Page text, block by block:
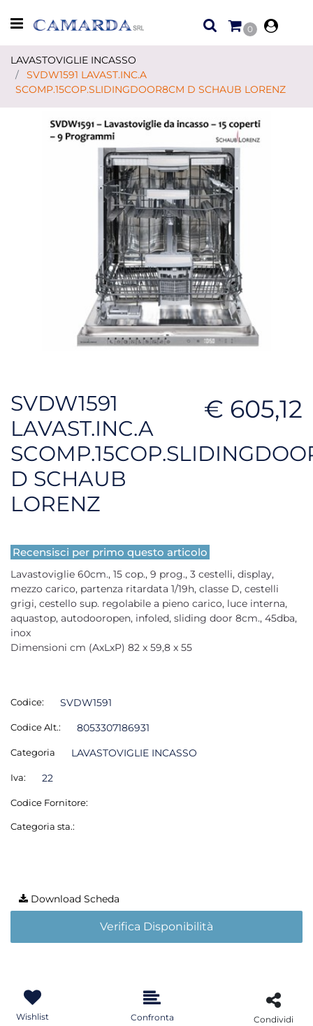
Open menu
0
LAVASTOVIGLIE INCASSO
SVDW1591 LAVAST.INC.A
SCOMP.15COP.SLIDINGDOOR8CM D SCHAUB LORENZ
SVDW1591
LAVAST.INC.A
D SCHAUB
LORENZ
€ 605,12
Recensisci per primo questo articolo
Lavastoviglie 60cm., 15 cop., 9 prog., 3 cestelli, display,
mezzo carico, partenza ritardata 1/19h, classe D, cestelli
grigi, cestello sup. regolabile a pieno carico, luce interna,
aquastop, autodooropen, infoled, sliding door 8cm., 45dba,
inox
Dimensioni cm (AxLxP) 82 x 59,8 x 55
Codice: SVDW1591
Codice Alt.: 8053307186931
Categoria LAVASTOVIGLIE INCASSO
Iva: 22
Codice Fornitore:
Categoria sta.:
Download Scheda
Verifica Disponibilità
Wishlist Confronta Condividi